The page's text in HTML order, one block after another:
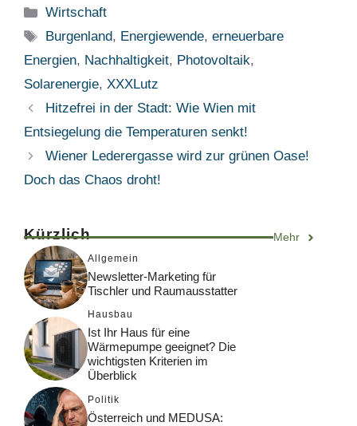
Kategorien
Wirtschaft
Schlagwörter
Burgenland, Energiewende,erneuerbare
Energien, Nachhaltigkeit, Photovoltaik,
Solarenergie, XXXLutz
Hitzefrei in der Stadt: Wie Wien mit
Entsiegelung die Temperaturen senkt!
Wiener Lederergasse wird zur grünen Oase!
Doch das Chaos droht!
Kürzlich Mehr
Allgemein
Newsletter-Marketing für
Tischler und Raumausstatter
Hausbau
Ist Ihr Haus für eine
Wärmepumpe geeignet? Die
wichtigsten Kriterien im
Überblick
Politik
Österreich und MEDUSA: